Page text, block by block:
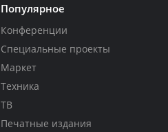
Популярное
Конференции
Специальные проекты
Маркет
Техника
ТВ
Печатные издания